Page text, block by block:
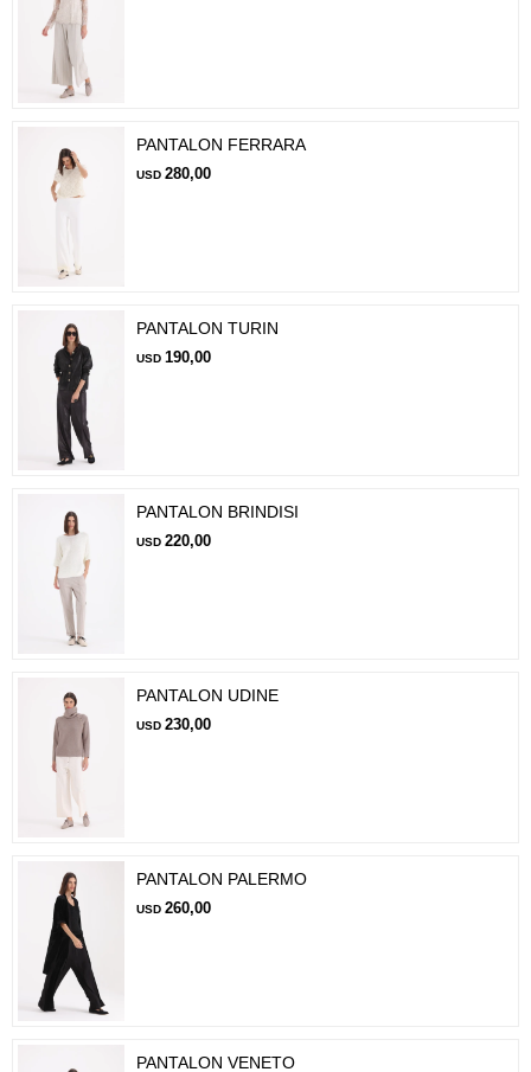
PANTALON FERRARA
USD 280,00
PANTALON TURIN
USD 190,00
PANTALON BRINDISI
USD 220,00
PANTALON UDINE
USD 230,00
PANTALON PALERMO
USD 260,00
PANTALON VENETO